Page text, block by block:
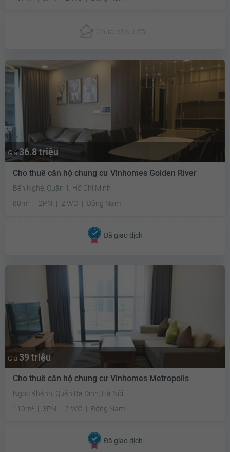
Chưa có ưu đãi
Giá36.8 triệu
Cho thuê căn hộ chung cư Vinhomes Golden River
Bến Nghé, Quận 1, Hồ Chí Minh
80m²
2PN 2 WC Đông Nam
Đã giao dịch
Giá 39 triệu
Cho thuê căn hộ chung cư Vinhomes Metropolis
Ngọc Khánh, Quận Ba Đình, Hà Nội
110m²
3PN 2 WC Đông Nam
Đã giao dịch